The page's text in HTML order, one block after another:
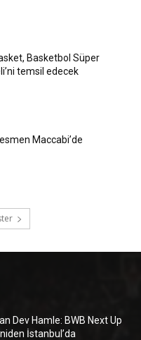
Basketbol Süper
temsil edecek
Maccabi’de
Dev Hamle: BWB Next Up
İstanbul’da